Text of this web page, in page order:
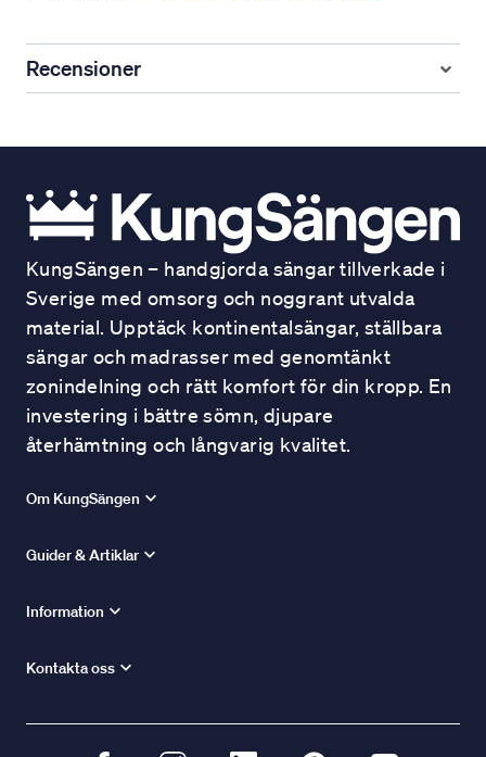
Recensioner
KungSängen – handgjorda sängar tillverkade i
Sverige med omsorg och noggrant utvalda
material. Upptäck kontinentalsängar, ställbara
sängar och madrasser med genomtänkt
zonindelning och rätt komfort för din kropp. En
investering i bättre sömn, djupare
återhämtning och långvarig kvalitet.
Om KungSängen
Guider & Artiklar
Information
Kontakta oss